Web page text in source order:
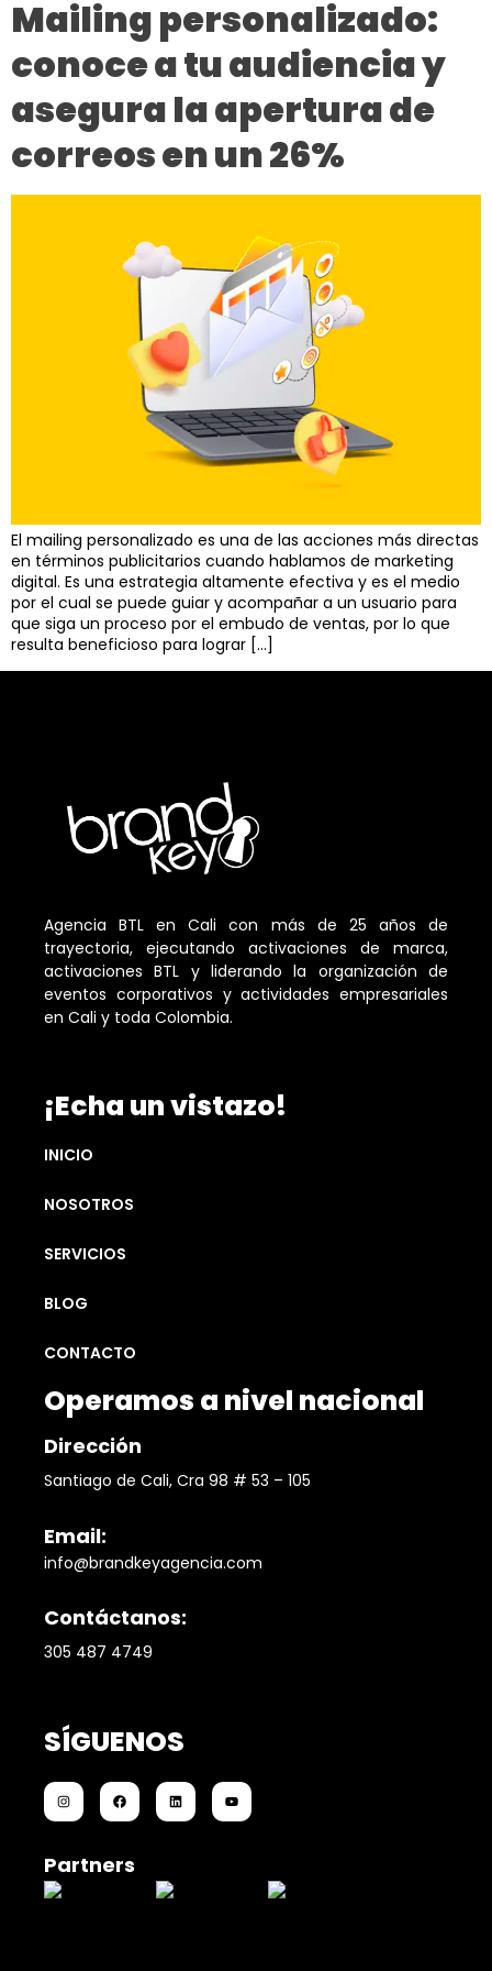
Mailing personalizado:
conoce a tu audiencia y
asegura la apertura de
correos en un 26%
El mailing personalizado es una de las acciones más directas
en términos publicitarios cuando hablamos de marketing
digital. Es una estrategia altamente efectiva y es el medio
por el cual se puede guiar y acompañar a un usuario para
que siga un proceso por el embudo de ventas, por lo que
resulta beneficioso para lograr […]
Agencia BTL en Cali con más de 25 años de
trayectoria, ejecutando activaciones de marca,
activaciones BTL y liderando la organización de
eventos corporativos y actividades empresariales
en Cali y toda Colombia.
¡Echa un vistazo!
INICIO
NOSOTROS
SERVICIOS
BLOG
CONTACTO
Operamos a nivel nacional
Dirección
Santiago de Cali, Cra 98 # 53 – 105
Email:
info@brandkeyagencia.com
Contáctanos:
305 487 4749
SÍGUENOS
Partners